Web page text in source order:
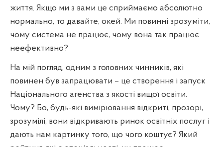
життя. Якщо ми з вами це сприймаємо абсолютно
нормально, то давайте, окей. Ми повинні зрозуміти,
чому система не працює, чому вона так працює
неефективно?
На мій погляд, одним з головних чинників, які
повинен був запрацювати – це створення і запуск
Національного агенства з якості вищої освіти.
Чому? Бо, будь-які вимірювання відкриті, прозорі,
зрозумілі, вони відкривають ринок освітніх послуг і
дають нам картинку того, що чого коштує? Який